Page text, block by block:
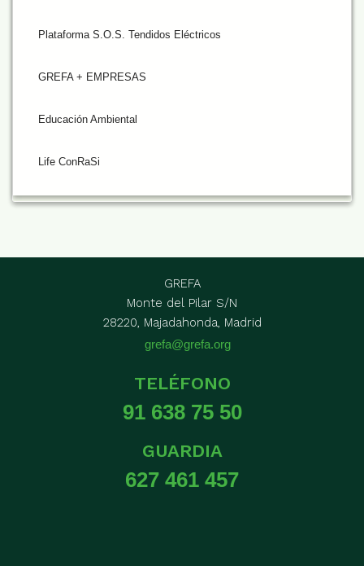
Plataforma S.O.S. Tendidos Eléctricos
GREFA + EMPRESAS
Educación Ambiental
Life ConRaSi
GREFA
Monte del Pilar S/N
28220, Majadahonda, Madrid
grefa@grefa.org
TELÉFONO
91 638 75 50
GUARDIA
627 461 457